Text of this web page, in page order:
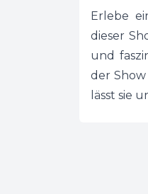
Erlebe
dieser
und
der
lässt sie